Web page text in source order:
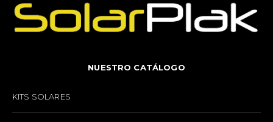
NUESTRO CATÁLOGO
KITS SOLARES